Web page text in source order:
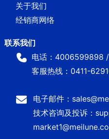
关于我们
经销商网络
电话：4006599898
客服热线：0411-
电子邮件：
技术咨询及投诉：